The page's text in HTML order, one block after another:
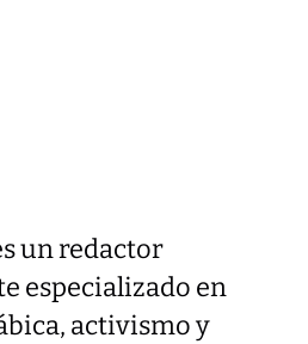
un redactor
especializado en
activismo y